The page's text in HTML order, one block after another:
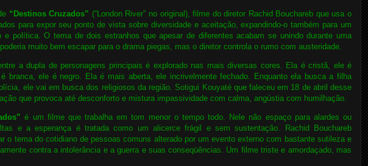
“Destinos Cruzados” (“London River” no original), filme do diretor Rachid Bouchareb que usa o
para expor seu ponto de vista sobre diversidade e aceitação, expandindo-o também para um
e política. O tema de dois estranhos que apesar de diferentes acabam se unindo durante uma
muito bem escapar para o drama piegas, mas o diretor controla o rumo com austeridade.
a dupla de personagens principais é explorado nas mais diversas cores. Ela é cristã, ele é
branca, ele é negro. Ela é mais aberta, ele incrivelmente fechado. Enquanto ela busca a filha
ele vai em busca dos religiosos da região. Sotigui Kouyaté que faleceu em 18 de abril desse
que provoca até desconforto e mistura impassividade com calma, angústia com humilhação.
é um filme que trabalha em tom menor o tempo todo. Nele não espaço para alardes ou
e a esperança é tratada como um alicerce frágil e sem sustentação. Rachid Bouchareb
o tema do cotidiano de pessoas comuns alterado por um evento externo com bastante sutileza e
contra a intolerância e a guerra e suas conseqüências. Um filme triste e amordaçado, mas